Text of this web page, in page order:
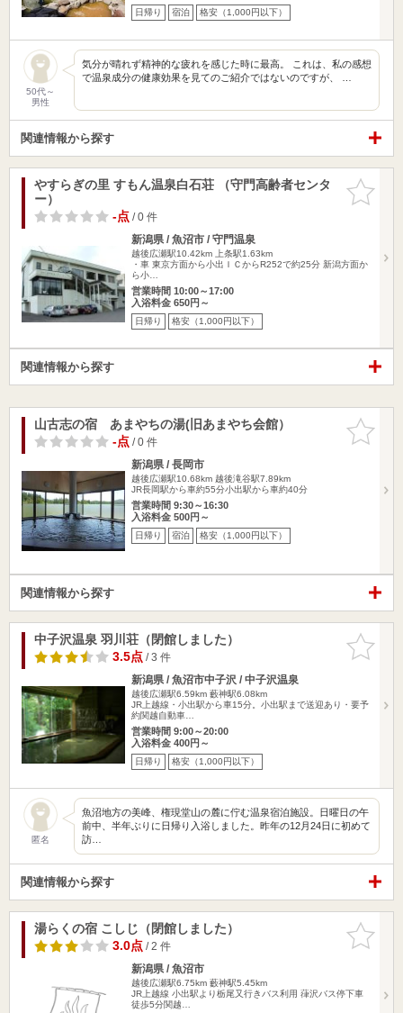
日帰り 宿泊 格安（1,000円以下）
50代～
男性
気分が晴れず精神的な疲れを感じた時に最高。 これは、私の感想
で温泉成分の健康効果を見てのご紹介ではないのですが、 …
関連情報から探す
お気に入
りに追加
やすらぎの里 すもん温泉白石荘 （守門高齢者センタ
ー）
-点/ 0 件
新潟県 / 魚沼市 / 守門温泉
越後広瀬駅10.42km
上条駅1.63km
・車 東京方面から小出ＩＣからR252で約25分 新潟方面か
ら小…
営業時間 10:00～17:00
入浴料金 650円～
日帰り 格安（1,000円以下）
関連情報から探す
お気に入
りに追加
山古志の宿 あまやちの湯(旧あまやち会館）
-点/ 0 件
新潟県 / 長岡市
越後広瀬駅10.68km 越後滝谷駅7.89km
JR長岡駅から車約55分小出駅から車約40分
営業時間 9:30～16:30
入浴料金 500円～
日帰り 宿泊 格安（1,000円以下）
関連情報から探す
お気に入
りに追加
中子沢温泉 羽川荘（閉館しました）
3.5点/ 3 件
新潟県 / 魚沼市中子沢 / 中子沢温泉
越後広瀬駅6.59km 藪神駅6.08km
JR上越線・小出駅から車15分。小出駅まで送迎あり・要予
約関越自動車…
営業時間 9:00～20:00
入浴料金 400円～
日帰り 格安（1,000円以下）
匿名
魚沼地方の美峰、権現堂山の麓に佇む温泉宿泊施設。日曜日の午
前中、半年ぶりに日帰り入浴しました。昨年の12月24日に初めて
訪…
関連情報から探す
お気に入
りに追加
湯らくの宿 こしじ（閉館しました）
3.0点/ 2 件
新潟県 / 魚沼市
越後広瀬駅6.75km 藪神駅5.45km
JR上越線 小出駅より栃尾又行きバス利用 葎沢バス停下車
徒歩5分関越…